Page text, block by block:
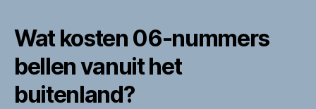
Wat kosten 06-nummers
bellen vanuit het
buitenland?